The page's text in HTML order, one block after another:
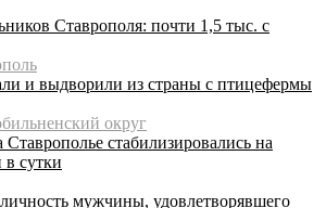
Ставрополя: почти 1,5 тыс. с
и выдворили из страны с птицефермы
округ
стабилизировались на
в сутки
мужчины, удовлетворявшего